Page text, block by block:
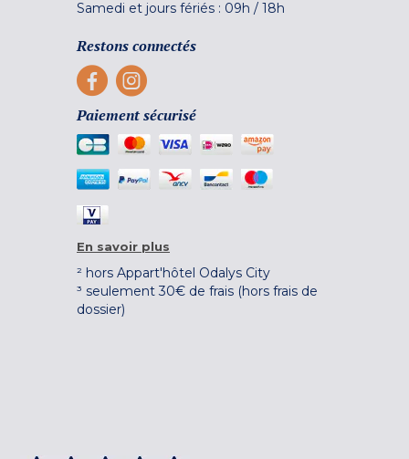
Samedi et jours fériés : 09h / 18h
Restons connectés
Paiement sécurisé
En savoir plus
² hors Appart'hôtel Odalys City
³ seulement 30€ de frais (hors frais de
dossier)